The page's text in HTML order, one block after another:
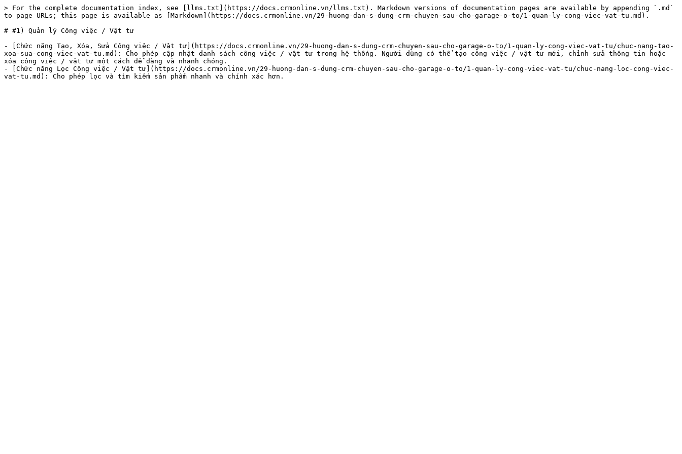
> For the complete documentation index, see [llms.txt](https://docs.crmonline.vn/llms.txt). Markdown versions of documentation pages are available by appending `.md`
to page URLs; this page is available as [Markdown](https://docs.crmonline.vn/29-huong-dan-s-dung-crm-chuyen-sau-cho-garage-o-to/1-quan-ly-cong-viec-vat-tu.md).
# #1) Quản lý Công việc / Vật tư
- [Chức năng Tạo, Xóa, Sửa Công việc / Vật tư](https://docs.crmonline.vn/29-huong-dan-s-dung-crm-chuyen-sau-cho-garage-o-to/1-quan-ly-cong-viec-vat-tu/chuc-nang-tao-
xoa-sua-cong-viec-vat-tu.md): Cho phép cập nhật danh sách công việc / vật tư trong hệ thống. Người dùng có thể tạo công việc / vật tư mới, chỉnh sửa thông tin hoặc
xóa công việc / vật tư một cách dễ dàng và nhanh chóng.
- [Chức năng Lọc Công việc / Vật tư](https://docs.crmonline.vn/29-huong-dan-s-dung-crm-chuyen-sau-cho-garage-o-to/1-quan-ly-cong-viec-vat-tu/chuc-nang-loc-cong-viec-